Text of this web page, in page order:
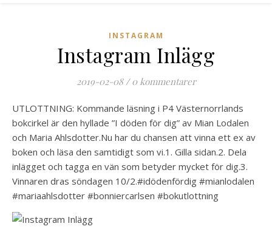
INSTAGRAM
Instagram Inlägg
2019-02-08 / 0 kommentarer
UTLOTTNING: Kommande läsning i P4 Västernorrlands
bokcirkel är den hyllade ”I döden för dig” av Mian Lodalen
och Maria Ahlsdotter.Nu har du chansen att vinna ett ex av
boken och läsa den samtidigt som vi.1. Gilla sidan.2. Dela
inlägget och tagga en vän som betyder mycket för dig.3.
Vinnaren dras söndagen 10/2.#idödenfördig #mianlodalen
#mariaahlsdotter #bonniercarlsen #bokutlottning